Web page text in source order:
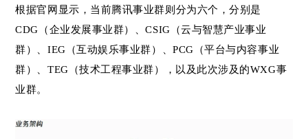
根据官网显示，当前腾讯事业群则分为六个，分别是
CDG（企业发展事业群）、CSIG（云与智慧产业事业
群）、IEG（互动娱乐事业群）、PCG（平台与内容事业
群）、TEG（技术工程事业群），以及此次涉及的WXG事
业群。